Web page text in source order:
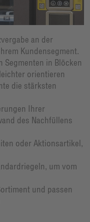
an der
Kundensegment.
Segmenten in Blöcken
orientieren
die stärksten
Ihrer
des Nachfüllens
oder Aktionsartikel,
um vom
und passen